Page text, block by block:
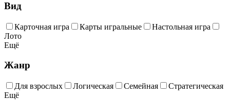
Вид
Карточная игра Карты игральные
Настольная игра
Лото
Ещё
Жанр
Для взрослых Логическая Семейная
Стратегическая
Ещё